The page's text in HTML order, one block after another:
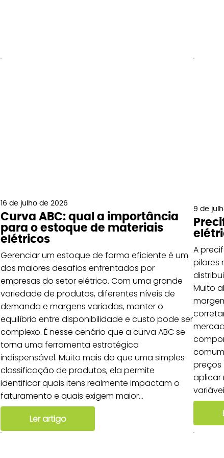
Gerenciar um estoque de forma eficiente é um
dos maiores desafios enfrentados por
empresas do setor elétrico. Com uma grande
variedade de produtos, diferentes níveis de
demanda e margens variadas, manter o
equilíbrio entre disponibilidade e custo pode ser
complexo. É nesse cenário que a curva ABC se
torna uma ferramenta estratégica
indispensável. Muito mais do que uma simples
classificação de produtos, ela permite
identificar quais itens realmente impactam o
faturamento e quais exigem maior...
Curva ABC: qual a importância
para o estoque de materiais
elétricos
16 de julho de 2026
Ler artigo
A
pilares
Muito
preços
aplicar
9 de